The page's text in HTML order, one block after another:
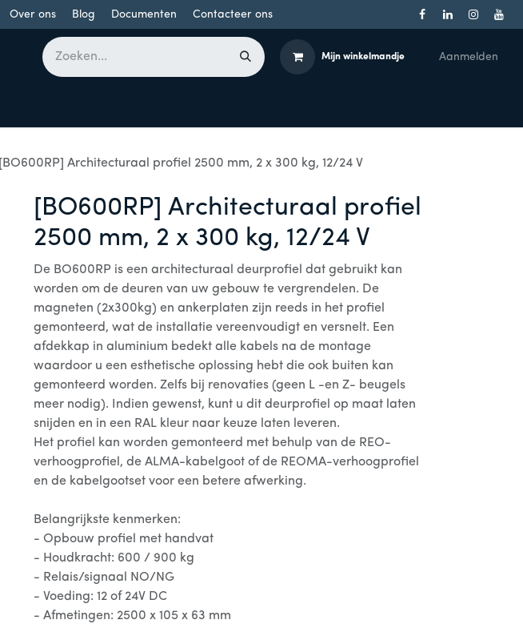
Over ons Blog Documenten Contacteer ons
Mijn winkelmandje Aanmelden
[BO600RP] Architecturaal profiel 2500 mm, 2 x 300 kg, 12/24 V
[BO600RP] Architecturaal profiel
2500 mm, 2 x 300 kg, 12/24 V
De BO600RP is een architecturaal deurprofiel dat gebruikt kan
worden om de deuren van uw gebouw te vergrendelen. De
magneten (2x300kg) en ankerplaten zijn reeds in het profiel
gemonteerd, wat de installatie vereenvoudigt en versnelt. Een
afdekkap in aluminium bedekt alle kabels na de montage
waardoor u een esthetische oplossing hebt die ook buiten kan
gemonteerd worden. Zelfs bij renovaties (geen L -en Z- beugels
meer nodig). Indien gewenst, kunt u dit deurprofiel op maat laten
snijden en in een RAL kleur naar keuze laten leveren.
Het profiel kan worden gemonteerd met behulp van de REO-
verhoogprofiel, de ALMA-kabelgoot of de REOMA-verhoogprofiel
en de kabelgootset voor een betere afwerking.
Belangrijkste kenmerken:
- Opbouw profiel met handvat
- Houdkracht: 600 / 900 kg
- Relais/signaal NO/NG
- Voeding: 12 of 24V DC
- Afmetingen: 2500 x 105 x 63 mm